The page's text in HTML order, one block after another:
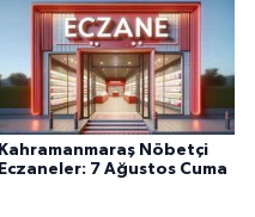
Kahramanmaraş Nöbetçi
Eczaneler: 7 Ağustos Cuma